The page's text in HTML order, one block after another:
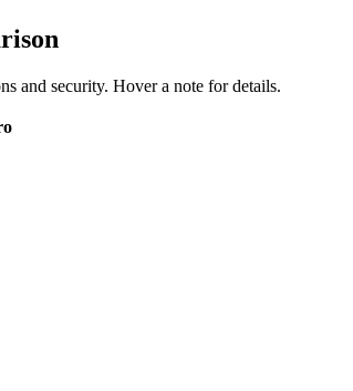
and security. Hover a note for details.